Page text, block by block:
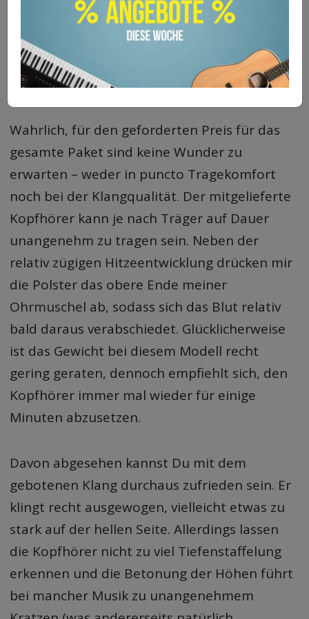
Kopfhörer
Wahrlich, für den geforderten Preis für das
gesamte Paket sind keine Wunder zu
erwarten – weder in puncto Tragekomfort
noch bei der Klangqualität. Der mitgelieferte
Kopfhörer kann je nach Träger auf Dauer
unangenehm zu tragen sein. Neben der
relativ zügigen Hitzeentwicklung drücken mir
die Polster das obere Ende meiner
Ohrmuschel ab, sodass sich das Blut relativ
bald daraus verabschiedet. Glücklicherweise
ist das Gewicht bei diesem Modell recht
gering geraten, dennoch empfiehlt sich, den
Kopfhörer immer mal wieder für einige
Minuten abzusetzen.
Davon abgesehen kannst Du mit dem
gebotenen Klang durchaus zufrieden sein. Er
klingt recht ausgewogen, vielleicht etwas zu
stark auf der hellen Seite. Allerdings lassen
die Kopfhörer nicht zu viel Tiefenstaffelung
erkennen und die Betonung der Höhen führt
bei mancher Musik zu unangenehmem